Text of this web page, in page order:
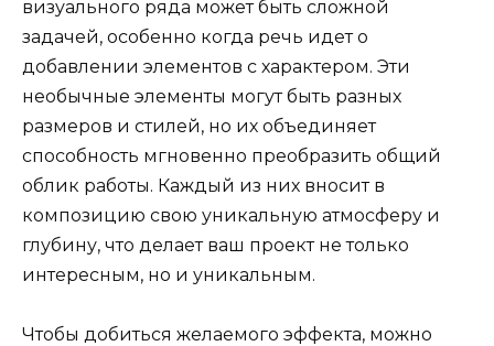
визуального ряда может быть сложной
задачей, особенно когда речь идет о
добавлении элементов с характером. Эти
необычные элементы могут быть разных
размеров и стилей, но их объединяет
способность мгновенно преобразить общий
облик работы. Каждый из них вносит в
композицию свою уникальную атмосферу и
глубину, что делает ваш проект не только
интересным, но и уникальным.
Чтобы добиться желаемого эффекта, можно